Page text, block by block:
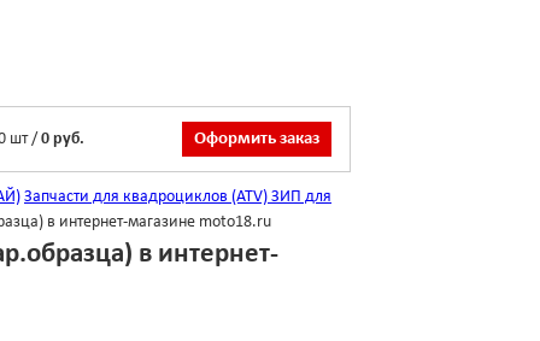
шт / 0 руб. Оформить заказ
Запчасти для квадроциклов (ATV) ЗИП для
в интернет-магазине moto18.ru
в интернет-